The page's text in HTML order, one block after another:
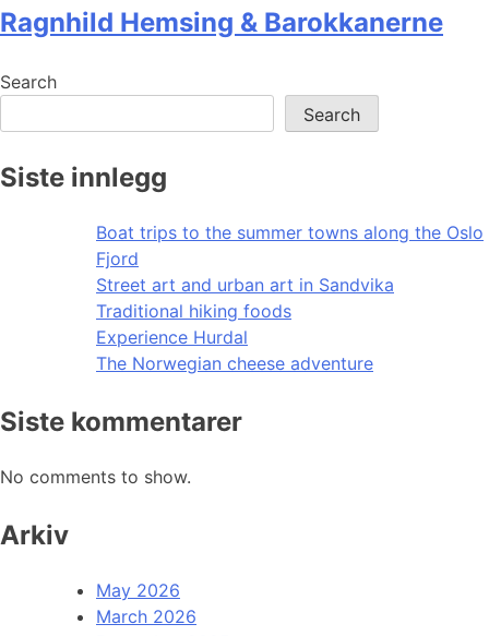
Ragnhild Hemsing & Barokkanerne
Search
Search
Siste innlegg
Boat trips to the summer towns along the Oslo
Fjord
Street art and urban art in Sandvika
Traditional hiking foods
Experience Hurdal
The Norwegian cheese adventure
Siste kommentarer
No comments to show.
Arkiv
May 2026
March 2026